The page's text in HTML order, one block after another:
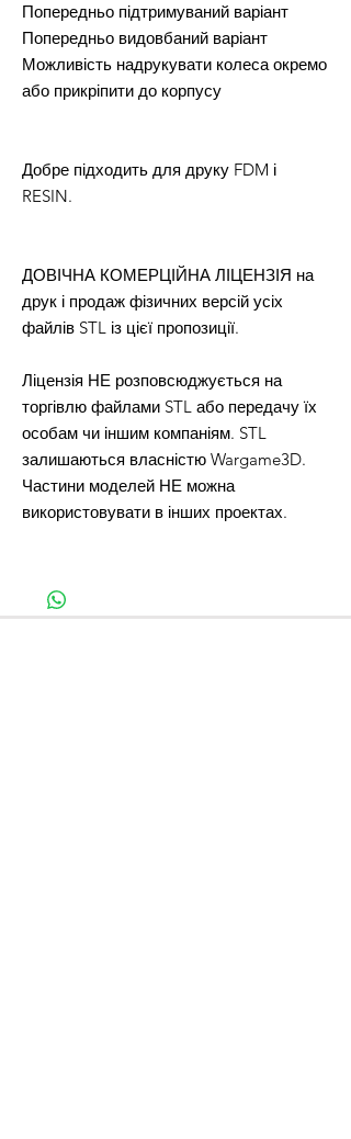
Попередньо підтримуваний варіант
Попередньо видовбаний варіант
Можливість надрукувати колеса окремо
або прикріпити до корпусу
Добре підходить для друку FDM і
RESIN.
ДОВІЧНА КОМЕРЦІЙНА ЛІЦЕНЗІЯ на
друк і продаж фізичних версій усіх
файлів STL із цієї пропозиції.
Ліцензія НЕ розповсюджується на
торгівлю файлами STL або передачу їх
особам чи іншим компаніям. STL
залишаються власністю Wargame3D.
Частини моделей НЕ можна
використовувати в інших проектах.